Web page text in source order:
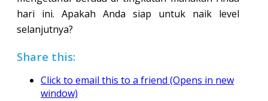
hari ini. Apakah Anda siap untuk naik level
selanjutnya?
Share this:
Click to email this to a friend (Opens in new
window)